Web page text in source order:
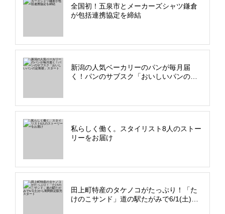
全国初！五泉市とメーカーズシャツ鎌倉
が包括連携協定を締結
新潟の人気ベーカリーのパンが毎月届
く！パンのサブスク「おいしいパンの定
私らしく働く。スタイリスト8人のストー
リーをお届け
田上町特産のタケノコがたっぷり！「た
けのこサンド」道の駅たがみで6/1(土)か